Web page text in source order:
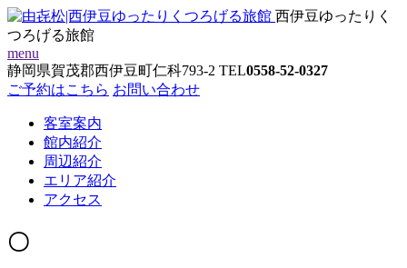
西伊豆ゆったりく
つろげる旅館
menu
静岡県賀茂郡西伊豆町仁科793-2 TEL0558-52-0327
ご予約はこちら お問い合わせ
客室案内
館内紹介
周辺紹介
エリア紹介
アクセス
〇